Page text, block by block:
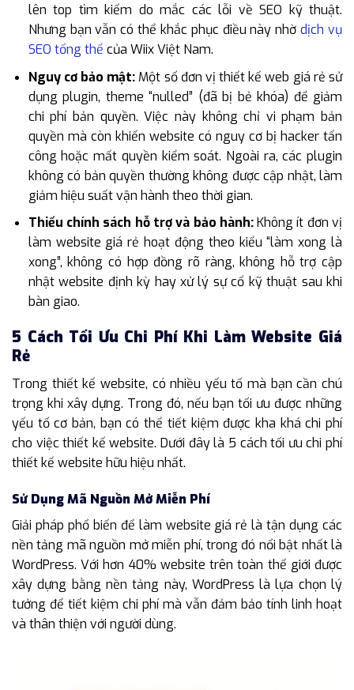
lên top tìm kiếm do mắc các lỗi về SEO kỹ thuật.
Nhưng bạn vẫn có thể khắc phục điều này nhờdịch vụ
SEO tổng thể của Wiix Việt Nam.
Nguy cơ bảo mật: Một số đơn vị thiết kế web giá rẻ sử
dụng plugin, theme “nulled” (đã bị bẻ khóa) để giảm
chi phí bản quyền. Việc này không chỉ vi phạm bản
quyền mà còn khiến website có nguy cơ bị hacker tấn
công hoặc mất quyền kiểm soát. Ngoài ra, các plugin
không có bản quyền thường không được cập nhật, làm
giảm hiệu suất vận hành theo thời gian.
Thiếu chính sách hỗ trợ và bảo hành:Không ít đơn vị
làm website giá rẻ hoạt động theo kiểu “làm xong là
xong”, không có hợp đồng rõ ràng, không hỗ trợ cập
nhật website định kỳ hay xử lý sự cố kỹ thuật sau khi
bàn giao.
5 Cách Tối Ưu Chi Phí Khi Làm Website Giá
Rẻ
Trong thiết kế website, có nhiều yếu tố mà bạn cần chú
trọng khi xây dựng. Trong đó, nếu bạn tối ưu được những
yếu tố cơ bản, bạn có thể tiết kiệm được kha khá chi phí
cho việc thiết kế website. Dưới đây là 5 cách tối ưu chi phí
thiết kế website hữu hiệu nhất.
Sử Dụng Mã Nguồn Mở Miễn Phí
Giải pháp phổ biến để làm website giá rẻ là tận dụng các
nền tảng mã nguồn mở miễn phí, trong đó nổi bật nhất là
WordPress. Với hơn 40% website trên toàn thế giới được
xây dựng bằng nền tảng này, WordPress là lựa chọn lý
tưởng để tiết kiệm chi phí mà vẫn đảm bảo tính linh hoạt
và thân thiện với người dùng.